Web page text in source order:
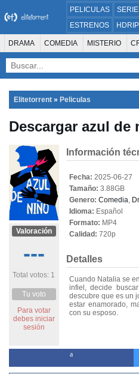
PELICULAS
ESTRENOS
HDRIP
MICROHD
720P
DVDRIP
DRAMA COMEDIA MISTERIO
SUSPENSO
ANIMACIÓN ROMANCE
FAMILIA DOCUS Y TV
PELÍCULA DE LA TELEVISIÓN
THRILLER
Elitetorrent » Peliculas
Descargar azul
Valoración
---
Total votos: 1
Tu voto
Para votar
debes iniciar
sesión
Información
Fecha: 2025-06-27
Tamaño: 3.88GB
Genero: Comedia,
Idioma: Español
Formato: MP4
Calidad: 720p
Detalles
Cuando Natalia se
infiel, decide
descubre que es un
estar enamorado,
con su esposo.